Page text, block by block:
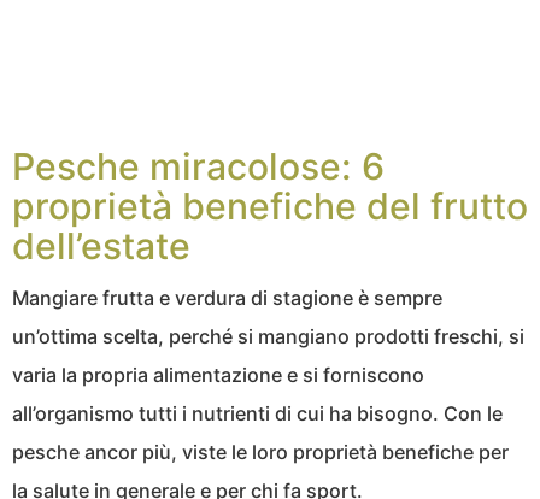
Pesche miracolose: 6
proprietà benefiche del frutto
dell’estate
Mangiare frutta e verdura di stagione è sempre
un’ottima scelta, perché si mangiano prodotti freschi, si
varia la propria alimentazione e si forniscono
all’organismo tutti i nutrienti di cui ha bisogno. Con le
pesche ancor più, viste le loro proprietà benefiche per
la salute in generale e per chi fa sport.